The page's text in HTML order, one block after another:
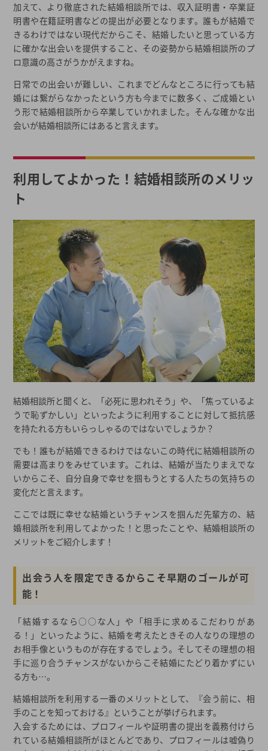
結婚相談所の登録者のルックス
大事なのはルックスではない！
ルックスだけで相手を見ていませんか？
結婚相談所で理想の結婚相手を見つけることはできるの？
結婚相談所は理想の結婚相手を探す婚活サービス
どうやって理想の相手を見つけるの？
結婚相談所で理想の結婚相手を見つけるヒント
結婚相談所選び、最初の一歩に迷ったら一括資料請求
2026年春の最新キャンペーン
加えて、より徹底された結婚相談所では、収入証明書・卒業証
明書や在籍証明書などの提出が必要となります。誰もが結婚で
きるわけではない現代だからこそ、結婚したいと思っている方
に確かな出会いを提供すること、その姿勢から結婚相談所のプ
ロ意識の高さがうかがえますね。
日常での出会いが難しい、これまでどんなところに行っても結
婚には繋がらなかったという方も今までに数多く、ご成婚とい
う形で結婚相談所から卒業していかれました。そんな確かな出
会いが結婚相談所にはあると言えます。
利用してよかった！結婚相談所のメリッ
ト
結婚相談所と聞くと、「必死に思われそう」や、「焦っているよ
うで恥ずかしい」といったように利用することに対して抵抗感
を持たれる方もいらっしゃるのではないでしょうか？
でも！誰もが結婚できるわけではないこの時代に結婚相談所の
需要は高まりをみせています。これは、結婚が当たりまえでな
いからこそ、自分自身で幸せを掴もうとする人たちの気持ちの
変化だと言えます。
ここでは既に幸せな結婚というチャンスを掴んだ先輩方の、結
婚相談所を利用してよかった！と思ったことや、結婚相談所の
メリットをご紹介します！
出会う人を限定できるからこそ早期のゴールが可
能！
「結婚するなら○○な人」や「相手に求めるこだわりがあ
る！」といったように、結婚を考えたときその人なりの理想の
お相手像というものが存在するでしょう。そしてその理想の相
手に巡り合うチャンスがないからこそ結婚にたどり着かずにい
る方も…。
結婚相談所を利用する一番のメリットとして、『会う前に、相
手のことを知っておける』ということが挙げられます。
入会するためには、プロフィールや証明書の提出を義務付けら
れている結婚相談所がほとんどであり、プロフィールは嘘偽り